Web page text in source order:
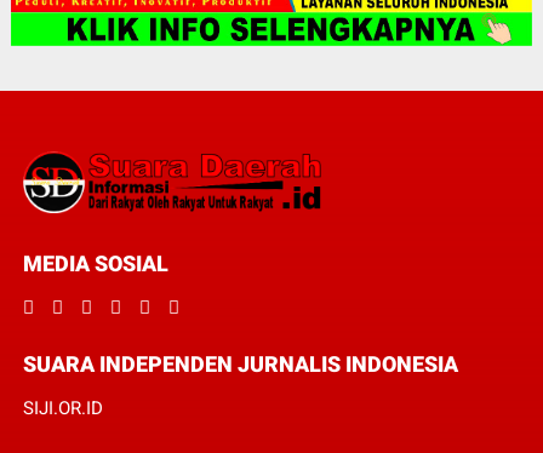
MEDIA SOSIAL
SUARA INDEPENDEN JURNALIS INDONESIA
SIJI.OR.ID